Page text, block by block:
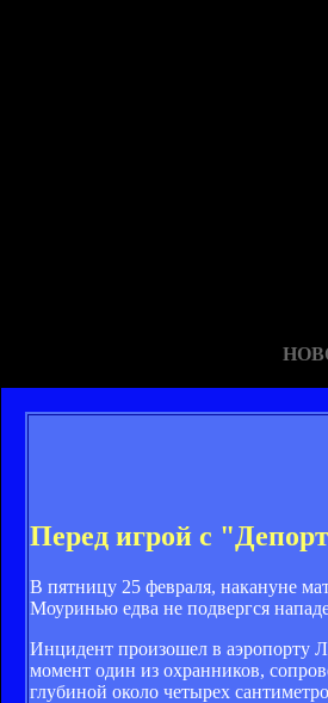
Перед игрой с
В пятницу 25 февраля, накануне
Моуринью едва не подвергся
Инцидент произошел в аэропорту
момент один из охранников,
глубиной около четырех